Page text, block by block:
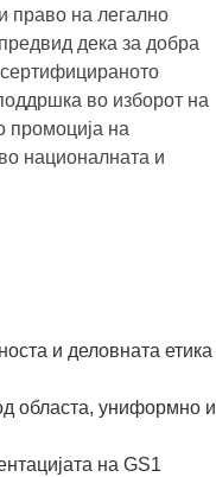
право на легално
дека за добра
во изборот на
промоција на
националната и
и деловната етика
областа, униформно и
на GS1